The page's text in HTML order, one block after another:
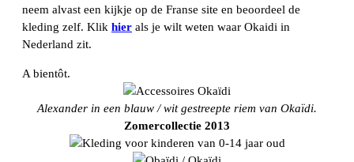
neem alvast een kijkje op de Franse site en beoordeel de
kleding zelf. Klik hier als je wilt weten waar Okaidi in
Nederland zit.
A bientôt.
Alexander in een blauw / wit gestreepte riem van Okaïdi.
Zomercollectie 2013